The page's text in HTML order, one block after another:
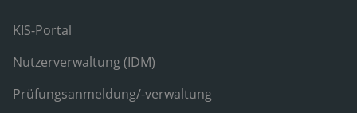
KIS-Portal
Nutzerverwaltung (IDM)
Prüfungsanmeldung/-verwaltung